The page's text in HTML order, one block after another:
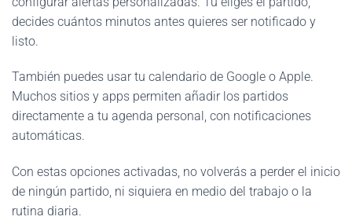
decides cuántos minutos antes quieres ser notificado y
listo.
También puedes usar tu calendario de Google o Apple.
Muchos sitios y apps permiten añadir los partidos
directamente a tu agenda personal, con notificaciones
automáticas.
Con estas opciones activadas, no volverás a perder el inicio
de ningún partido, ni siquiera en medio del trabajo o la
rutina diaria.